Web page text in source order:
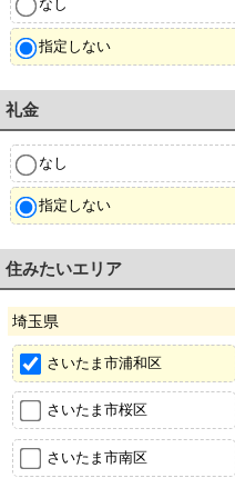
なし
指定しない
礼金
なし
指定しない
住みたいエリア
埼玉県
さいたま市浦和区
さいたま市桜区
さいたま市南区